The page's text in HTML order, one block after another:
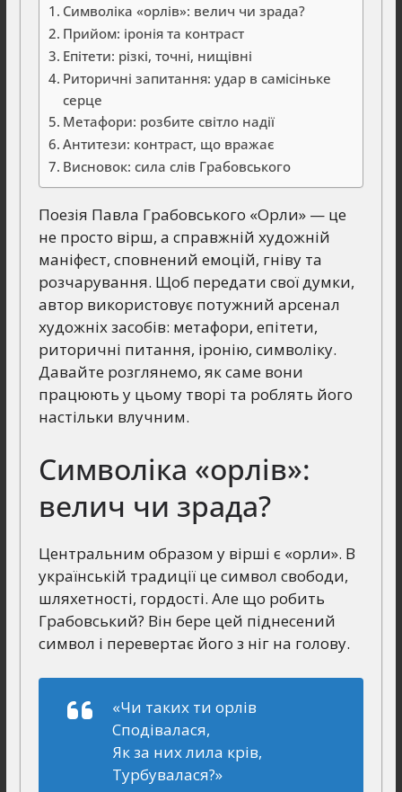
Символіка «орлів»: велич чи зрада?
Прийом: іронія та контраст
Епітети: різкі, точні, нищівні
Риторичні запитання: удар в самісіньке
серце
Метафори: розбите світло надії
Антитези: контраст, що вражає
Висновок: сила слів Грабовського
Поезія Павла Грабовського «Орли» — це
не просто вірш, а справжній художній
маніфест, сповнений емоцій, гніву та
розчарування. Щоб передати свої думки,
автор використовує потужний арсенал
художніх засобів: метафори, епітети,
риторичні питання, іронію, символіку.
Давайте розглянемо, як саме вони
працюють у цьому творі та роблять його
настільки влучним.
Символіка «орлів»:
велич чи зрада?
Центральним образом у вірші є «орли». В
українській традиції це символ свободи,
шляхетності, гордості. Але що робить
Грабовський? Він бере цей піднесений
символ і перевертає його з ніг на голову.
«Чи таких ти орлів
Сподівалася,
Як за них лила крів,
Турбувалася?»